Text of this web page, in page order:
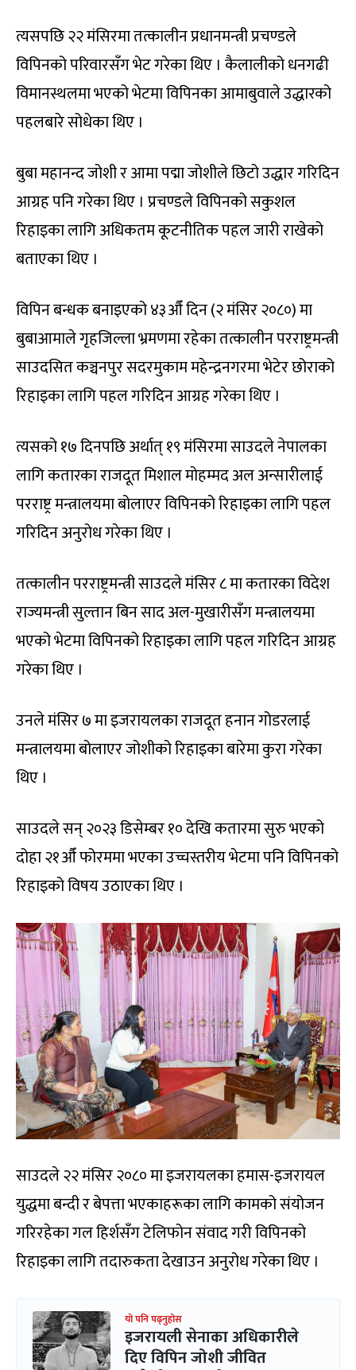
त्यसपछि २२ मंसिरमा तत्कालीन प्रधानमन्त्री प्रचण्डले
विपिनको परिवारसँग भेट गरेका थिए । कैलालीको धनगढी
विमानस्थलमा भएको भेटमा विपिनका आमाबुवाले उद्धारको
पहलबारे सोधेका थिए ।
बुबा महानन्द जोशी र आमा पद्मा जोशीले छिटो उद्धार गरिदिन
आग्रह पनि गरेका थिए । प्रचण्डले विपिनको सकुशल
रिहाइका लागि अधिकतम कूटनीतिक पहल जारी राखेको
बताएका थिए ।
विपिन बन्धक बनाइएको ४३औँ दिन (२ मंसिर २०८०) मा
बुबाआमाले गृहजिल्ला भ्रमणमा रहेका तत्कालीन परराष्ट्रमन्त्री
साउदसित कञ्चनपुर सदरमुकाम महेन्द्रनगरमा भेटेर छोराको
रिहाइका लागि पहल गरिदिन आग्रह गरेका थिए ।
त्यसको १७ दिनपछि अर्थात् १९ मंसिरमा साउदले नेपालका
लागि कतारका राजदूत मिशाल मोहम्मद अल अन्सारीलाई
परराष्ट्र मन्त्रालयमा बोलाएर विपिनको रिहाइका लागि पहल
गरिदिन अनुरोध गरेका थिए ।
तत्कालीन परराष्ट्रमन्त्री साउदले मंसिर ८ मा कतारका विदेश
राज्यमन्त्री सुल्तान बिन साद अल-मुखारीसँग मन्त्रालयमा
भएको भेटमा विपिनको रिहाइका लागि पहल गरिदिन आग्रह
गरेका थिए ।
उनले मंसिर ७ मा इजरायलका राजदूत हनान गोडरलाई
मन्त्रालयमा बोलाएर जोशीको रिहाइका बारेमा कुरा गरेका
थिए ।
साउदले सन् २०२३ डिसेम्बर १० देखि कतारमा सुरु भएको
दोहा २१औँ फोरममा भएका उच्चस्तरीय भेटमा पनि विपिनको
रिहाइको विषय उठाएका थिए ।
साउदले २२ मंसिर २०८० मा इजरायलका हमास-इजरायल
युद्धमा बन्दी र बेपत्ता भएकाहरूका लागि कामको संयोजन
गरिरहेका गल हिर्शसँग टेलिफोन संवाद गरी विपिनको
रिहाइका लागि तदारुकता देखाउन अनुरोध गरेका थिए ।
यो पनि पढ्नुहोस
इजरायली सेनाका अधिकारीले
दिए विपिन जोशी जीवित